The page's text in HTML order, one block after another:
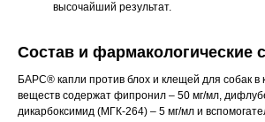
высочайший результат.
Состав и фармакологические
БАРС® капли против блох и клещей для собак в
веществ содержат фипронил – 50 мг/мл,
дикарбоксимид (МГК-264) – 5 мг/мл и